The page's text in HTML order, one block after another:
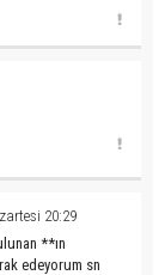
20:29
**ın
edeyorum sn